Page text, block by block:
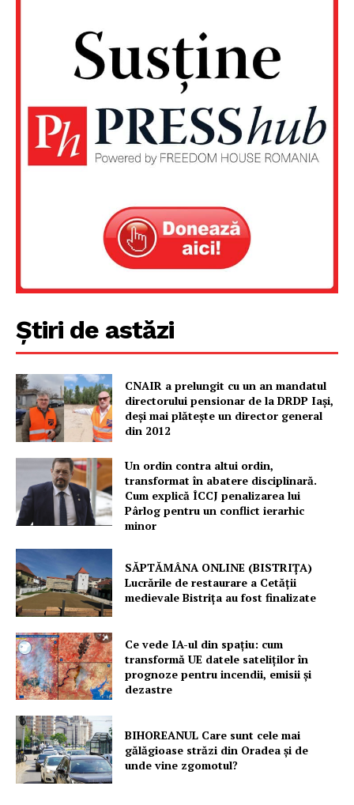
Știri de astăzi
CNAIR a prelungit cu un an mandatul
directorului pensionar de la DRDP Iași,
deși mai plătește un director general
din 2012
Un ordin contra altui ordin,
transformat în abatere disciplinară.
Cum explică ÎCCJ penalizarea lui
Pârlog pentru un conflict ierarhic
minor
SĂPTĂMÂNA ONLINE (BISTRIȚA)
Lucrările de restaurare a Cetăţii
medievale Bistriţa au fost finalizate
Ce vede IA-ul din spațiu: cum
transformă UE datele sateliților în
prognoze pentru incendii, emisii și
dezastre
BIHOREANUL Care sunt cele mai
gălăgioase străzi din Oradea și de
unde vine zgomotul?